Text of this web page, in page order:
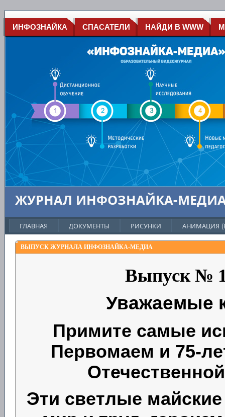
ИНФОЗНАЙКА СПАСАТЕЛИ НАЙДИ В WWW
ЖУРНАЛ ИНФОЗНАЙКА-
ГЛАВНАЯ ДОКУМЕНТЫ РИСУНКИ АНИМАЦИЯ
ВЫПУСК ЖУРНАЛА ИНФОЗНАЙКА-МЕДИА
Выпуск №
Уважаемые
Примите самые
Первомаем и 75-
Эти светлые